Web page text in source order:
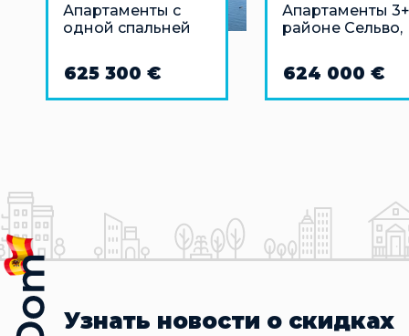
Апартаменты с
одной спальней
625 300 €
Апартаменты
районе Сельво,
624 000 €
Узнать новости о скидках